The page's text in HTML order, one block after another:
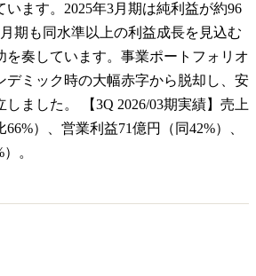
ます。2025年3月期は純利益が約96
期も同水準以上の利益成長を見込む
を奏しています。事業ポートフォリオ
デミック時の大幅赤字から脱却し、安
ました。 【3Q 2026/03期実績】売上
）、営業利益71億円（同42%）、
。